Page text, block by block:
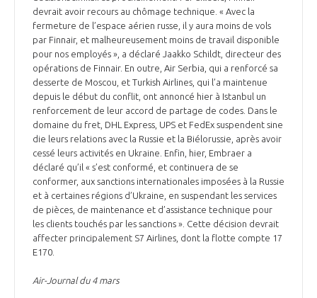
devrait avoir recours au chômage technique. « Avec la
fermeture de l’espace aérien russe, il y aura moins de vols
par Finnair, et malheureusement moins de travail disponible
pour nos employés », a déclaré Jaakko Schildt, directeur des
opérations de Finnair. En outre, Air Serbia, qui a renforcé sa
desserte de Moscou, et Turkish Airlines, qui l’a maintenue
depuis le début du conflit, ont annoncé hier à Istanbul un
renforcement de leur accord de partage de codes. Dans le
domaine du fret, DHL Express, UPS et FedEx suspendent sine
die leurs relations avec la Russie et la Biélorussie, après avoir
cessé leurs activités en Ukraine. Enfin, hier, Embraer a
déclaré qu’il « s’est conformé, et continuera de se
conformer, aux sanctions internationales imposées à la Russie
et à certaines régions d’Ukraine, en suspendant les services
de pièces, de maintenance et d’assistance technique pour
les clients touchés par les sanctions ». Cette décision devrait
affecter principalement S7 Airlines, dont la flotte compte 17
E170.
Air-Journal du 4 mars